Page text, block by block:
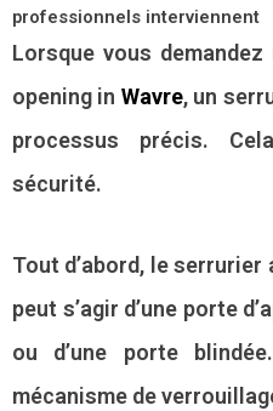
professionnels interviennent
Lorsque vous
opening in Wavre, un
processus précis.
sécurité.
Tout d’abord, le serrurier
peut s’agir d’une porte
ou d’une porte
mécanisme de